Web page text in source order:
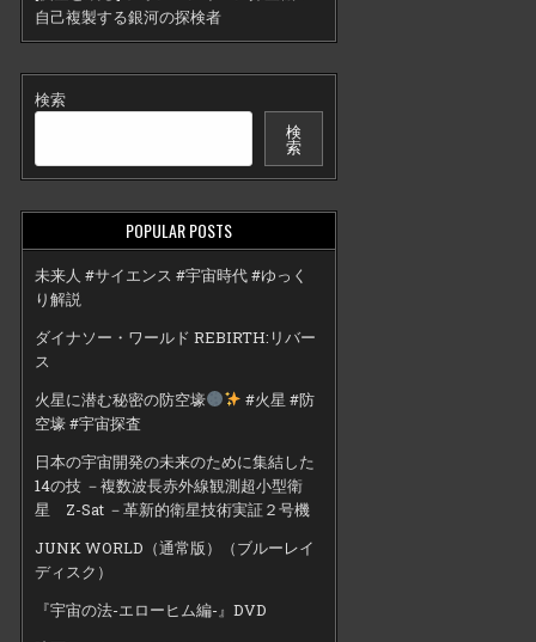
自己複製する銀河の探検者
検索
検
索
POPULAR POSTS
未来人 #サイエンス #宇宙時代 #ゆっく
り解説
ダイナソー・ワールド REBIRTH:リバー
ス
火星に潜む秘密の防空壕
#火星 #防
空壕 #宇宙探査
日本の宇宙開発の未来のために集結した
14の技 －複数波長赤外線観測超小型衛
星 Z-Sat －革新的衛星技術実証２号機
JUNK WORLD（通常版）（ブルーレイ
ディスク）
『宇宙の法-エローヒム編-』DVD